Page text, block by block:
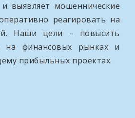
выявляет мошеннические
реагировать на
Наши цели – повысить
на финансовых рынках и
прибыльных проектах.